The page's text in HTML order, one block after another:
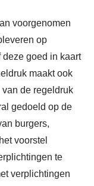
voorgenomen
op
goed in kaart
maakt ook
van de regeldruk
gedoeld op de
burgers,
voorstel
te
verplichtingen